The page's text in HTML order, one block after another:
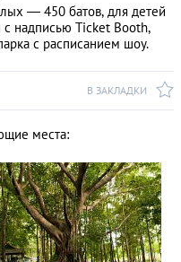
— 450 батов, для детей
надписью Ticket Booth,
с расписанием шоу.
В ЗАКЛАДКИ
места: